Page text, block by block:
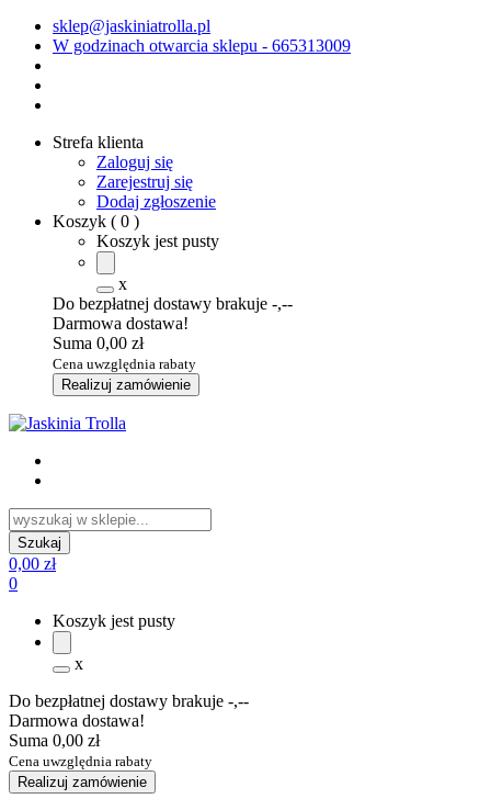
sklep@jaskiniatrolla.pl
W godzinach otwarcia sklepu - 665313009
Strefa klienta
Zaloguj się
Zarejestruj się
Dodaj zgłoszenie
Koszyk ( 0 )
Koszyk jest pusty
x
Do bezpłatnej dostawy brakuje -,--
Darmowa dostawa!
Suma 0,00 zł
Cena uwzględnia rabaty
Realizuj zamówienie
0,00 zł
0
Koszyk jest pusty
x
Do bezpłatnej dostawy brakuje -,--
Darmowa dostawa!
Suma 0,00 zł
Cena uwzględnia rabaty
Realizuj zamówienie